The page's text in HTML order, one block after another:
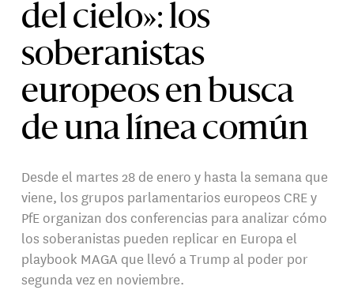
del cielo»: los
soberanistas
europeos en busca
de una línea común
Desde el martes 28 de enero y hasta la semana que
viene, los grupos parlamentarios europeos CRE y
PfE organizan dos conferencias para analizar cómo
los soberanistas pueden replicar en Europa el
playbook MAGA que llevó a Trump al poder por
segunda vez en noviembre.